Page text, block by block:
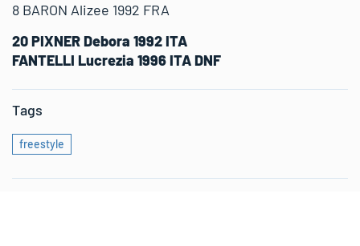
8 BARON Alizee 1992 FRA
20 PIXNER Debora 1992 ITA
FANTELLI Lucrezia 1996 ITA DNF
Tags
freestyle